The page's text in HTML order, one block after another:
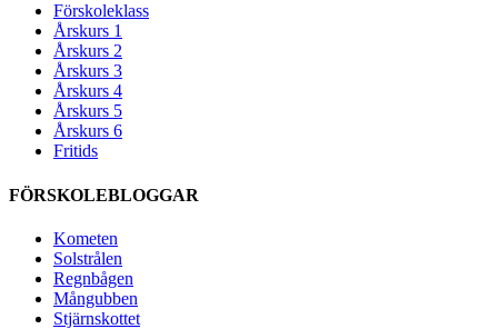
Förskoleklass
Årskurs 1
Årskurs 2
Årskurs 3
Årskurs 4
Årskurs 5
Årskurs 6
Fritids
FÖRSKOLEBLOGGAR
Kometen
Solstrålen
Regnbågen
Mångubben
Stjärnskottet